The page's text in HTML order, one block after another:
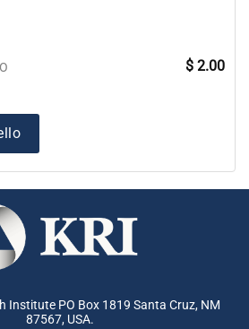
$ 2.00
Institute PO Box 1819 Santa Cruz, NM
87567, USA.